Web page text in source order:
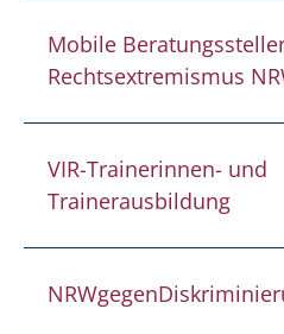
Mobile
Rechtsextremismus
VIR-Trainerinnen- und
Trainerausbildung